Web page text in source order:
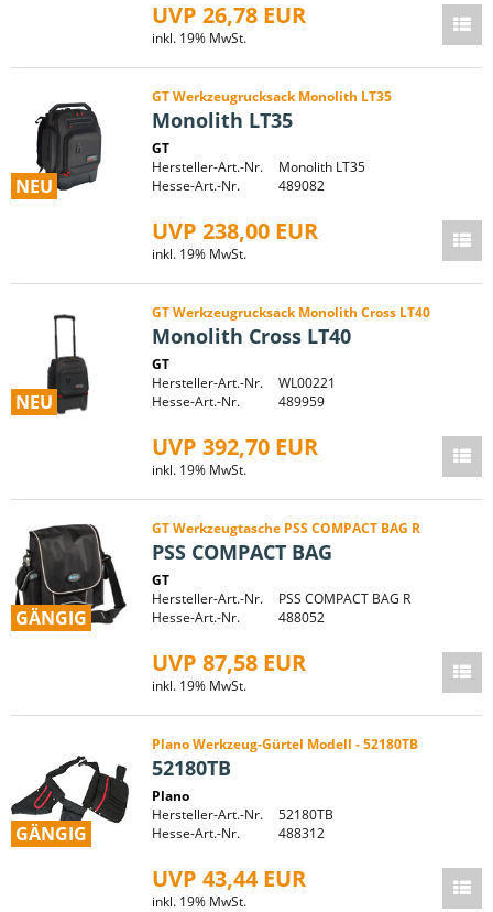
UVP 26,78 EUR
inkl. 19% MwSt.
NEU
GT Werkzeugrucksack Monolith LT35
Monolith LT35
GT
Hersteller-Art.-Nr.
Monolith LT35
Hesse-Art.-Nr.
489082
UVP 238,00 EUR
inkl. 19% MwSt.
NEU
GT Werkzeugrucksack Monolith Cross LT40
Monolith Cross LT40
GT
Hersteller-Art.-Nr.
WL00221
Hesse-Art.-Nr.
489959
UVP 392,70 EUR
inkl. 19% MwSt.
GÄNGIG
GT Werkzeugtasche PSS COMPACT BAG R
PSS COMPACT BAG
GT
Hersteller-Art.-Nr.
PSS COMPACT BAG R
Hesse-Art.-Nr.
488052
UVP 87,58 EUR
inkl. 19% MwSt.
GÄNGIG
Plano Werkzeug-Gürtel Modell - 52180TB
52180TB
Plano
Hersteller-Art.-Nr.
52180TB
Hesse-Art.-Nr.
488312
UVP 43,44 EUR
inkl. 19% MwSt.